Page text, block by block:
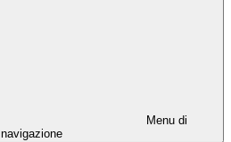
Menu di
navigazione